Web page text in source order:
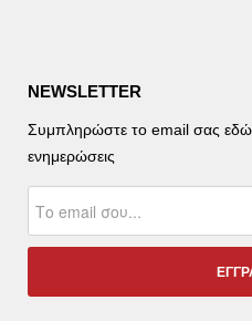
NEWSLETTER
Συμπληρώστε το email σας εδώ
ενημερώσεις